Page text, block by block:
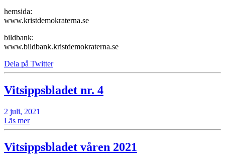
hemsida:
www.kristdemokraterna.se
bildbank:
www.bildbank.kristdemokraterna.se
Dela på Twitter
Vitsippsbladet nr. 4
2 juli, 2021
Läs mer
Vitsippsbladet våren 2021